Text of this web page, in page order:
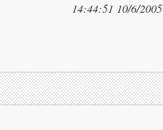
10/6/2005 14:44:51